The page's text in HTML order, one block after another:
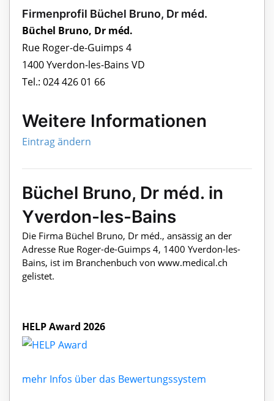
Firmenprofil Büchel Bruno, Dr méd.
Büchel Bruno, Dr méd.
Rue Roger-de-Guimps 4
1400 Yverdon-les-Bains VD
Tel.: 024 426 01 66
Weitere Informationen
Eintrag ändern
Büchel Bruno, Dr méd. in
Yverdon-les-Bains
Die Firma Büchel Bruno, Dr méd., ansässig an der
Adresse Rue Roger-de-Guimps 4, 1400 Yverdon-les-
Bains, ist im Branchenbuch von www.medical.ch
gelistet.
HELP Award 2026
mehr Infos über das Bewertungssystem